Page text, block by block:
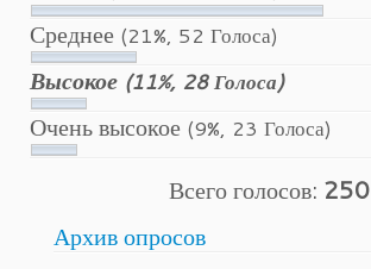
Среднее (21%, 52 Голоса)
Высокое (11%, 28 Голоса)
Очень высокое (9%, 23 Голоса)
Всего голосов: 250
Архив опросов